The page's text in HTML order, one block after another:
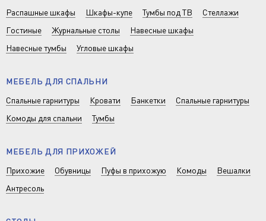
Распашные шкафы
Шкафы-купе Тумбы под ТВ
Стеллажи
Гостиные
Журнальные столы
Навесные шкафы
Навесные тумбы
Угловые шкафы
МЕБЕЛЬ ДЛЯ СПАЛЬНИ
Спальные гарнитуры
Кровати Банкетки
Спальные гарнитуры
Комоды для спальни
Тумбы
МЕБЕЛЬ ДЛЯ ПРИХОЖЕЙ
Прихожие
Обувницы Пуфы в прихожую Комоды
Вешалки
Антресоль